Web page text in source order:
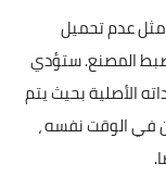
عدم تحميل
المصنع. ستؤدي
الأصلية بحيث يتم
في الوقت نفسه ،